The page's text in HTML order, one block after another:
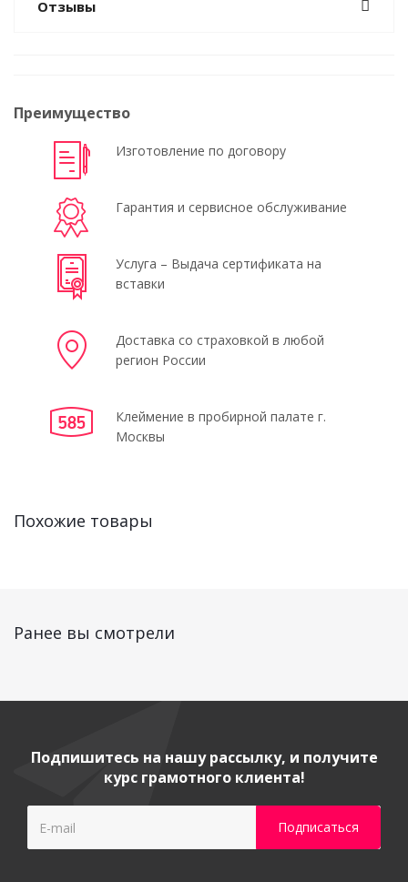
Отзывы
Преимущество
Изготовление по договору
Гарантия и сервисное обслуживание
Услуга – Выдача сертификата на
вставки
Доставка со страховкой в любой
регион России
Клеймение в пробирной палате г.
Москвы
Похожие товары
Ранее вы смотрели
Подпишитесь на нашу рассылку, и получите
курс грамотного клиента!